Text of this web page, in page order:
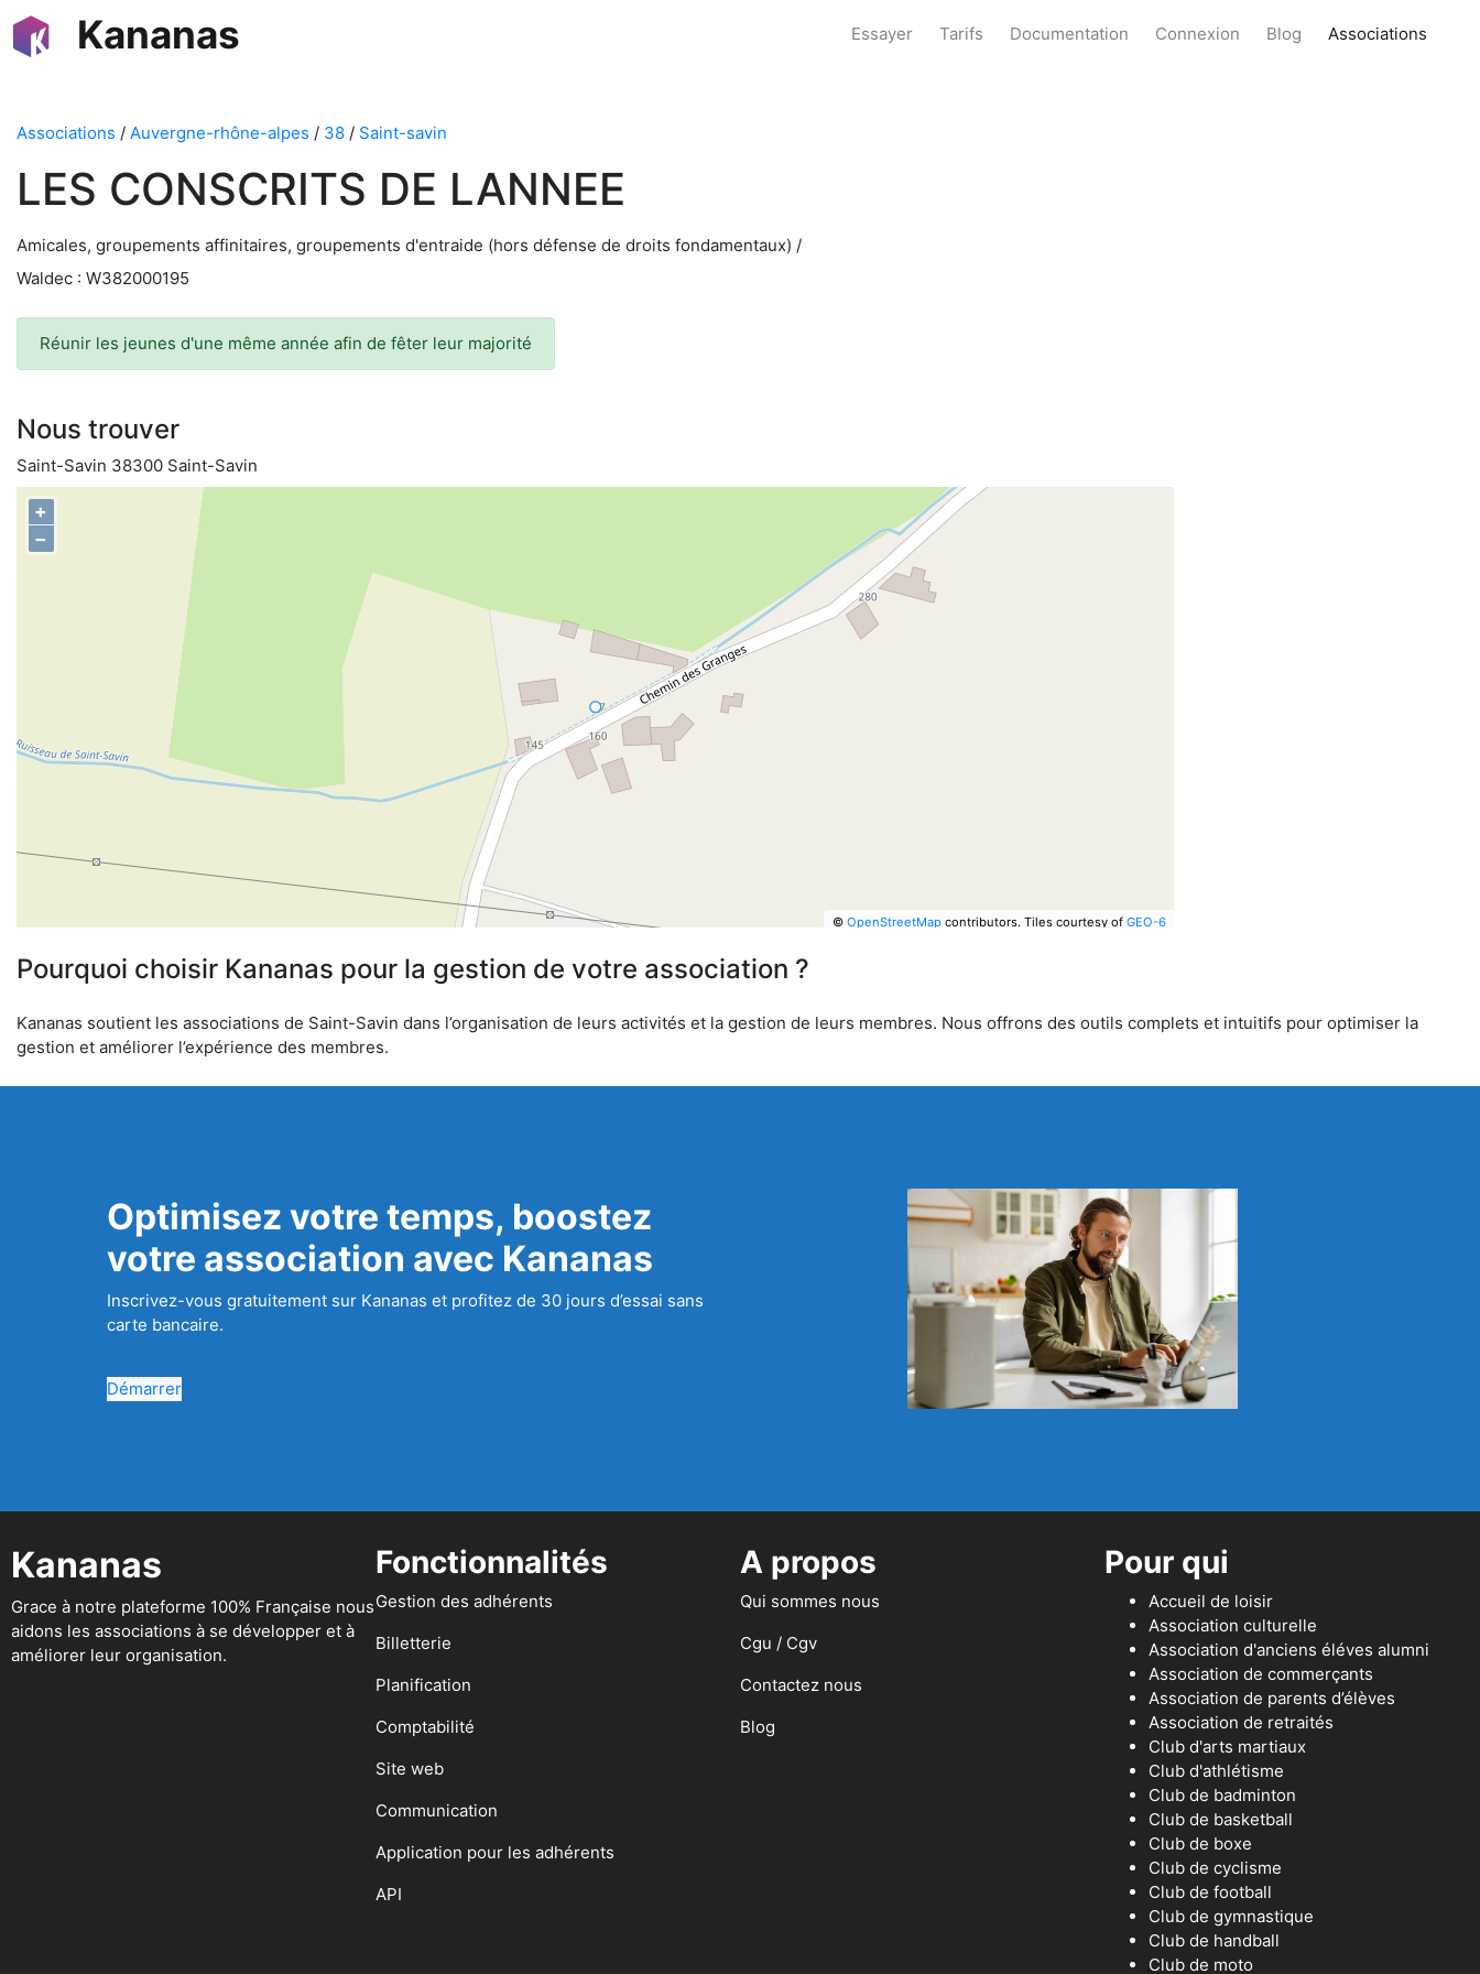
Kananas Essayer Tarifs Documentation Connexion Blog Associations
Associations / Auvergne-rhône-alpes / 38 / Saint-savin
LES CONSCRITS DE LANNEE
Amicales, groupements affinitaires, groupements d'entraide (hors défense de droits fondamentaux) /
Waldec : W382000195
Réunir les jeunes d'une même année afin de fêter leur majorité
Nous trouver
Saint-Savin 38300 Saint-Savin
+
−
© OpenStreetMapcontributors. Tiles courtesy of GEO-6
Pourquoi choisir Kananas pour la gestion de votre association ?
Kananas soutient les associations de Saint-Savin dans l’organisation de leurs activités et la gestion de leurs membres. Nous offrons des outils complets et intuitifs pour optimiser la
gestion et améliorer l’expérience des membres.
Optimisez votre temps, boostez
votre association avec Kananas
Inscrivez-vous gratuitement sur Kananas et profitez de 30 jours d’essai sans
carte bancaire.
Démarrer
Kananas
Grace à notre plateforme 100% Française nous
aidons les associations à se développer et à
améliorer leur organisation.
Fonctionnalités
Gestion des adhérents
Billetterie
Planification
Comptabilité
Site web
Communication
Application pour les adhérents
API
A propos
Qui sommes nous
Cgu / Cgv
Contactez nous
Blog
Pour qui
Accueil de loisir
Association culturelle
Association d'anciens éléves alumni
Association de commerçants
Association de parents d’élèves
Association de retraités
Club d'arts martiaux
Club d'athlétisme
Club de badminton
Club de basketball
Club de boxe
Club de cyclisme
Club de football
Club de gymnastique
Club de handball
Club de moto